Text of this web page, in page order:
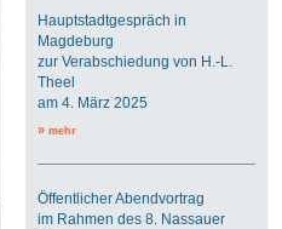
Hauptstadtgespräch in
Magdeburg
zur Verabschiedung von H.-L.
Theel
am 4. März 2025
» mehr
Öffentlicher Abendvortrag
im Rahmen des 8. Nassauer